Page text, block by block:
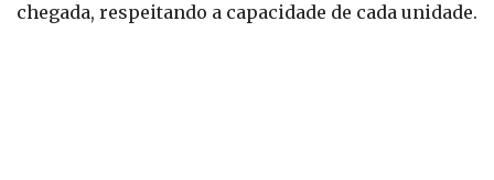
chegada, respeitando a capacidade de cada unidade.